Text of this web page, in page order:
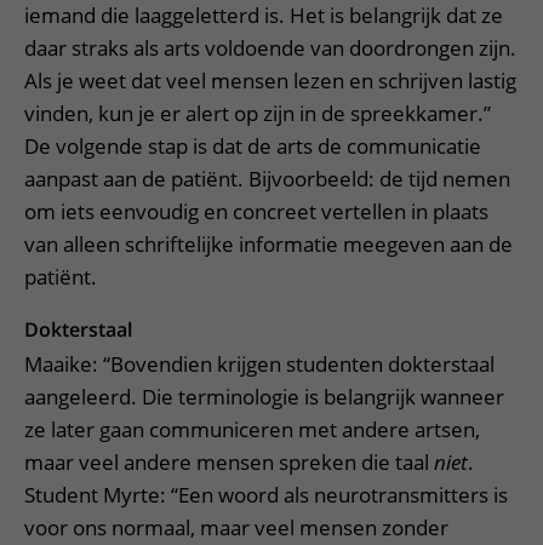
iemand die laaggeletterd is. Het is belangrijk dat ze
daar straks als arts voldoende van doordrongen zijn.
Als je weet dat veel mensen lezen en schrijven lastig
vinden, kun je er alert op zijn in de spreekkamer.”
De volgende stap is dat de arts de communicatie
aanpast aan de patiënt. Bijvoorbeeld: de tijd nemen
om iets eenvoudig en concreet vertellen in plaats
van alleen schriftelijke informatie meegeven aan de
patiënt.
Dokterstaal
Maaike: “Bovendien krijgen studenten dokterstaal
aangeleerd. Die terminologie is belangrijk wanneer
ze later gaan communiceren met andere artsen,
maar veel andere mensen spreken die taal niet.
Student Myrte: “Een woord als neurotransmitters is
voor ons normaal, maar veel mensen zonder